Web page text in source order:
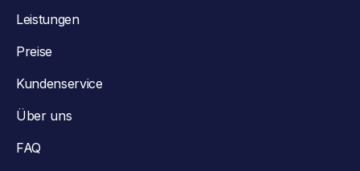
Leistungen
Preise
Kundenservice
Über uns
FAQ